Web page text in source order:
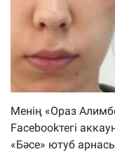
Менің «Ораз
Facebookтегі
«Бәсе» ютуб